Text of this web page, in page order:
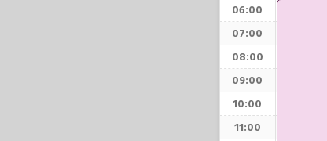
06:00
07:00
08:00
09:00
10:00
11:00